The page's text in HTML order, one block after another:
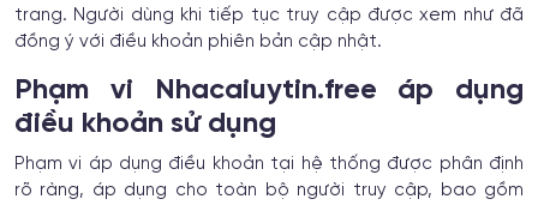
trang. Người dùng khi tiếp tục truy cập được xem như đã
đồng ý với điều khoản phiên bản cập nhật.
Phạm vi Nhacaiuytin.free áp dụng
điều khoản sử dụng
Phạm vi áp dụng điều khoản tại hệ thống được phân định
rõ ràng, áp dụng cho toàn bộ người truy cập, bao gồm